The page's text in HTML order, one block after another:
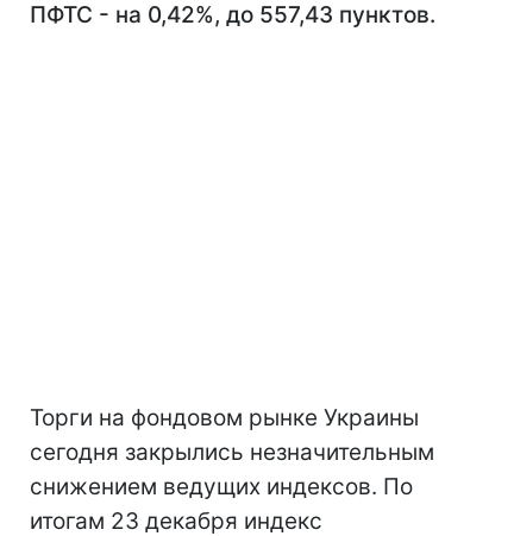
ПФТС - на 0,42%, до 557,43 пунктов.
Торги на фондовом рынке Украины
сегодня закрылись незначительным
снижением ведущих индексов. По
итогам 23 декабря индекс